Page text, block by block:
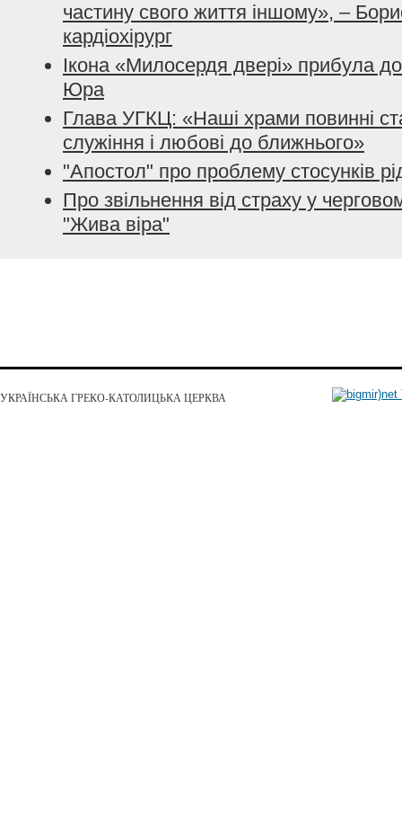
частину свого життя іншому», –
кардіохірург
Ікона «Милосердя двері» прибула
Юра
Глава УГКЦ: «Наші храми повинні
служіння і любові до ближнього»
"Апостол" про проблему стосунків
Про звільнення від страху у
"Жива віра"
УКРАЇНСЬКА ГРЕКО-КАТОЛИЦЬКА ЦЕРКВА